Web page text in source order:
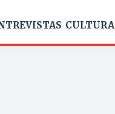
CULTURA